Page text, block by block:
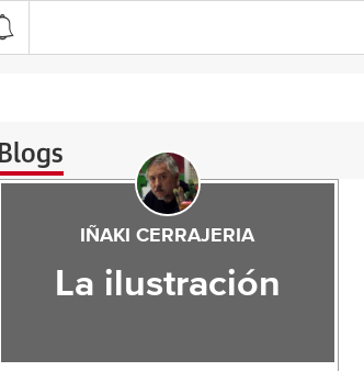
Blogs
IÑAKI CERRAJERIA
La ilustración